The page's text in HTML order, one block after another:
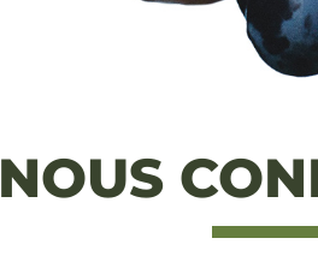
NOUS